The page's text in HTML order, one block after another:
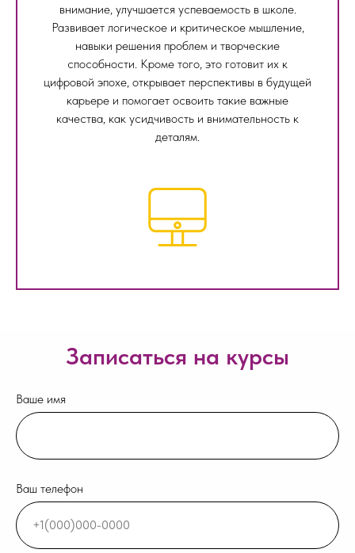
внимание, улучшается успеваемость в школе.
Развивает логическое и критическое мышление,
навыки решения проблем и творческие
способности. Кроме того, это готовит их к
цифровой эпохе, открывает перспективы в будущей
карьере и помогает освоить такие важные
качества, как усидчивость и внимательность к
деталям.
Записаться на курсы
Ваше имя
Ваш телефон